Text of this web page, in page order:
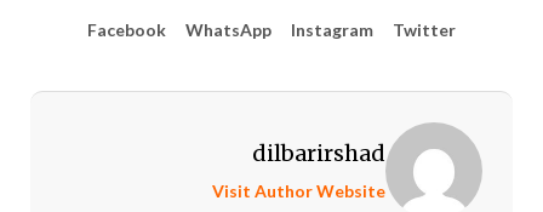
Facebook WhatsApp Instagram Twitter
dilbarirshad
Visit Author Website